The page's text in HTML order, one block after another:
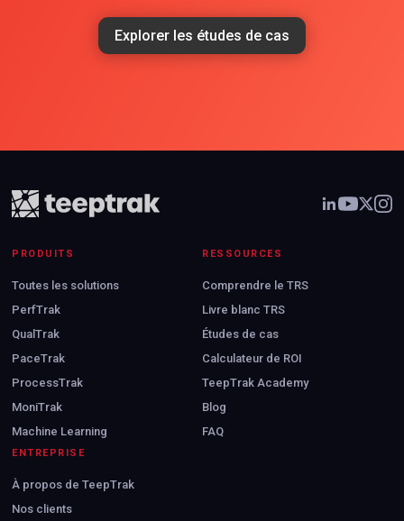
Explorer les études de cas
PRODUITS
Toutes les solutions
PerfTrak
QualTrak
PaceTrak
ProcessTrak
MoniTrak
Machine Learning
RESSOURCES
Comprendre le TRS
Livre blanc TRS
Études de cas
Calculateur de ROI
TeepTrak Academy
Blog
FAQ
ENTREPRISE
À propos de TeepTrak
Nos clients